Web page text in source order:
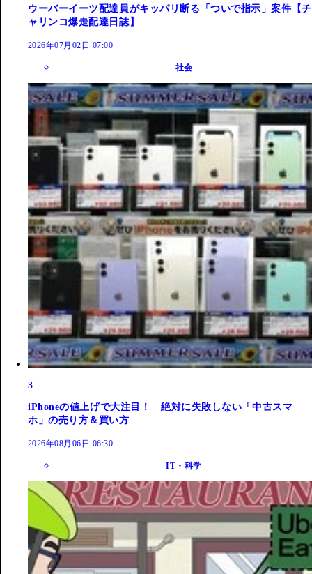
ウーバーイーツ配達員がキッパリ断る「ついで指示」案件【チ
ャリンコ爆走配達日誌】
2026年07月02日 07:00
社会
3
iPhoneの値上げで大注目！ 絶対に失敗しない「中古スマ
ホ」の売り方＆買い方
2026年08月06日 06:30
IT・科学